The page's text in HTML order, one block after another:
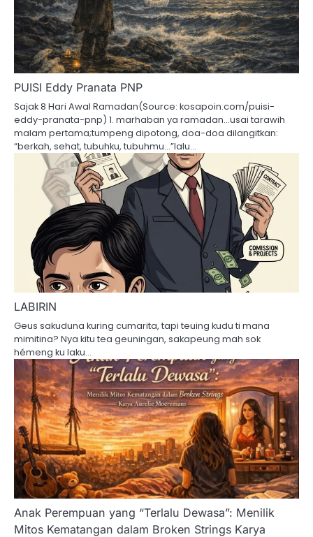
PUISI Eddy Pranata PNP
Sajak 8 Hari Awal Ramadan(Source: kosapoin.com/puisi-
eddy-pranata-pnp) 1. marhaban ya ramadan…usai tarawih
malam pertama;tumpeng dipotong, doa-doa dilangitkan:
“berkah, sehat, tubuhku, tubuhmu…”lalu…
LABIRIN
Geus sakuduna kuring cumarita, tapi teuing kudu ti mana
mimitina? Nya kitu tea geuningan, sakapeung mah sok
hémeng ku laku…
Anak Perempuan yang “Terlalu Dewasa”: Menilik
Mitos Kematangan dalam Broken Strings Karya